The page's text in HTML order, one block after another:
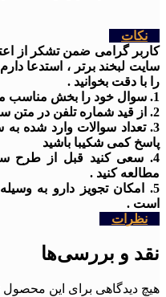
نکات
کاربر گرامی ضمن تشکر از
سایت لبخند برتر ، استدعا
را با دقت بخوانید .
1. سوال خود را بخش مناسب مطرح کنید .
2. از قید شماره تلفن در متن سوالاتتون خود داری فرمایید .
3. تعداد سوالات وارد شده
پاسخ کمی شکیبا باشید
4. سعی کنید قبل از طرح
مطالعه کنید .
5. امکان تجویز دارو به
است .
نظرات
نقد و بررسی‌ها
هیچ دیدگاهی برای این